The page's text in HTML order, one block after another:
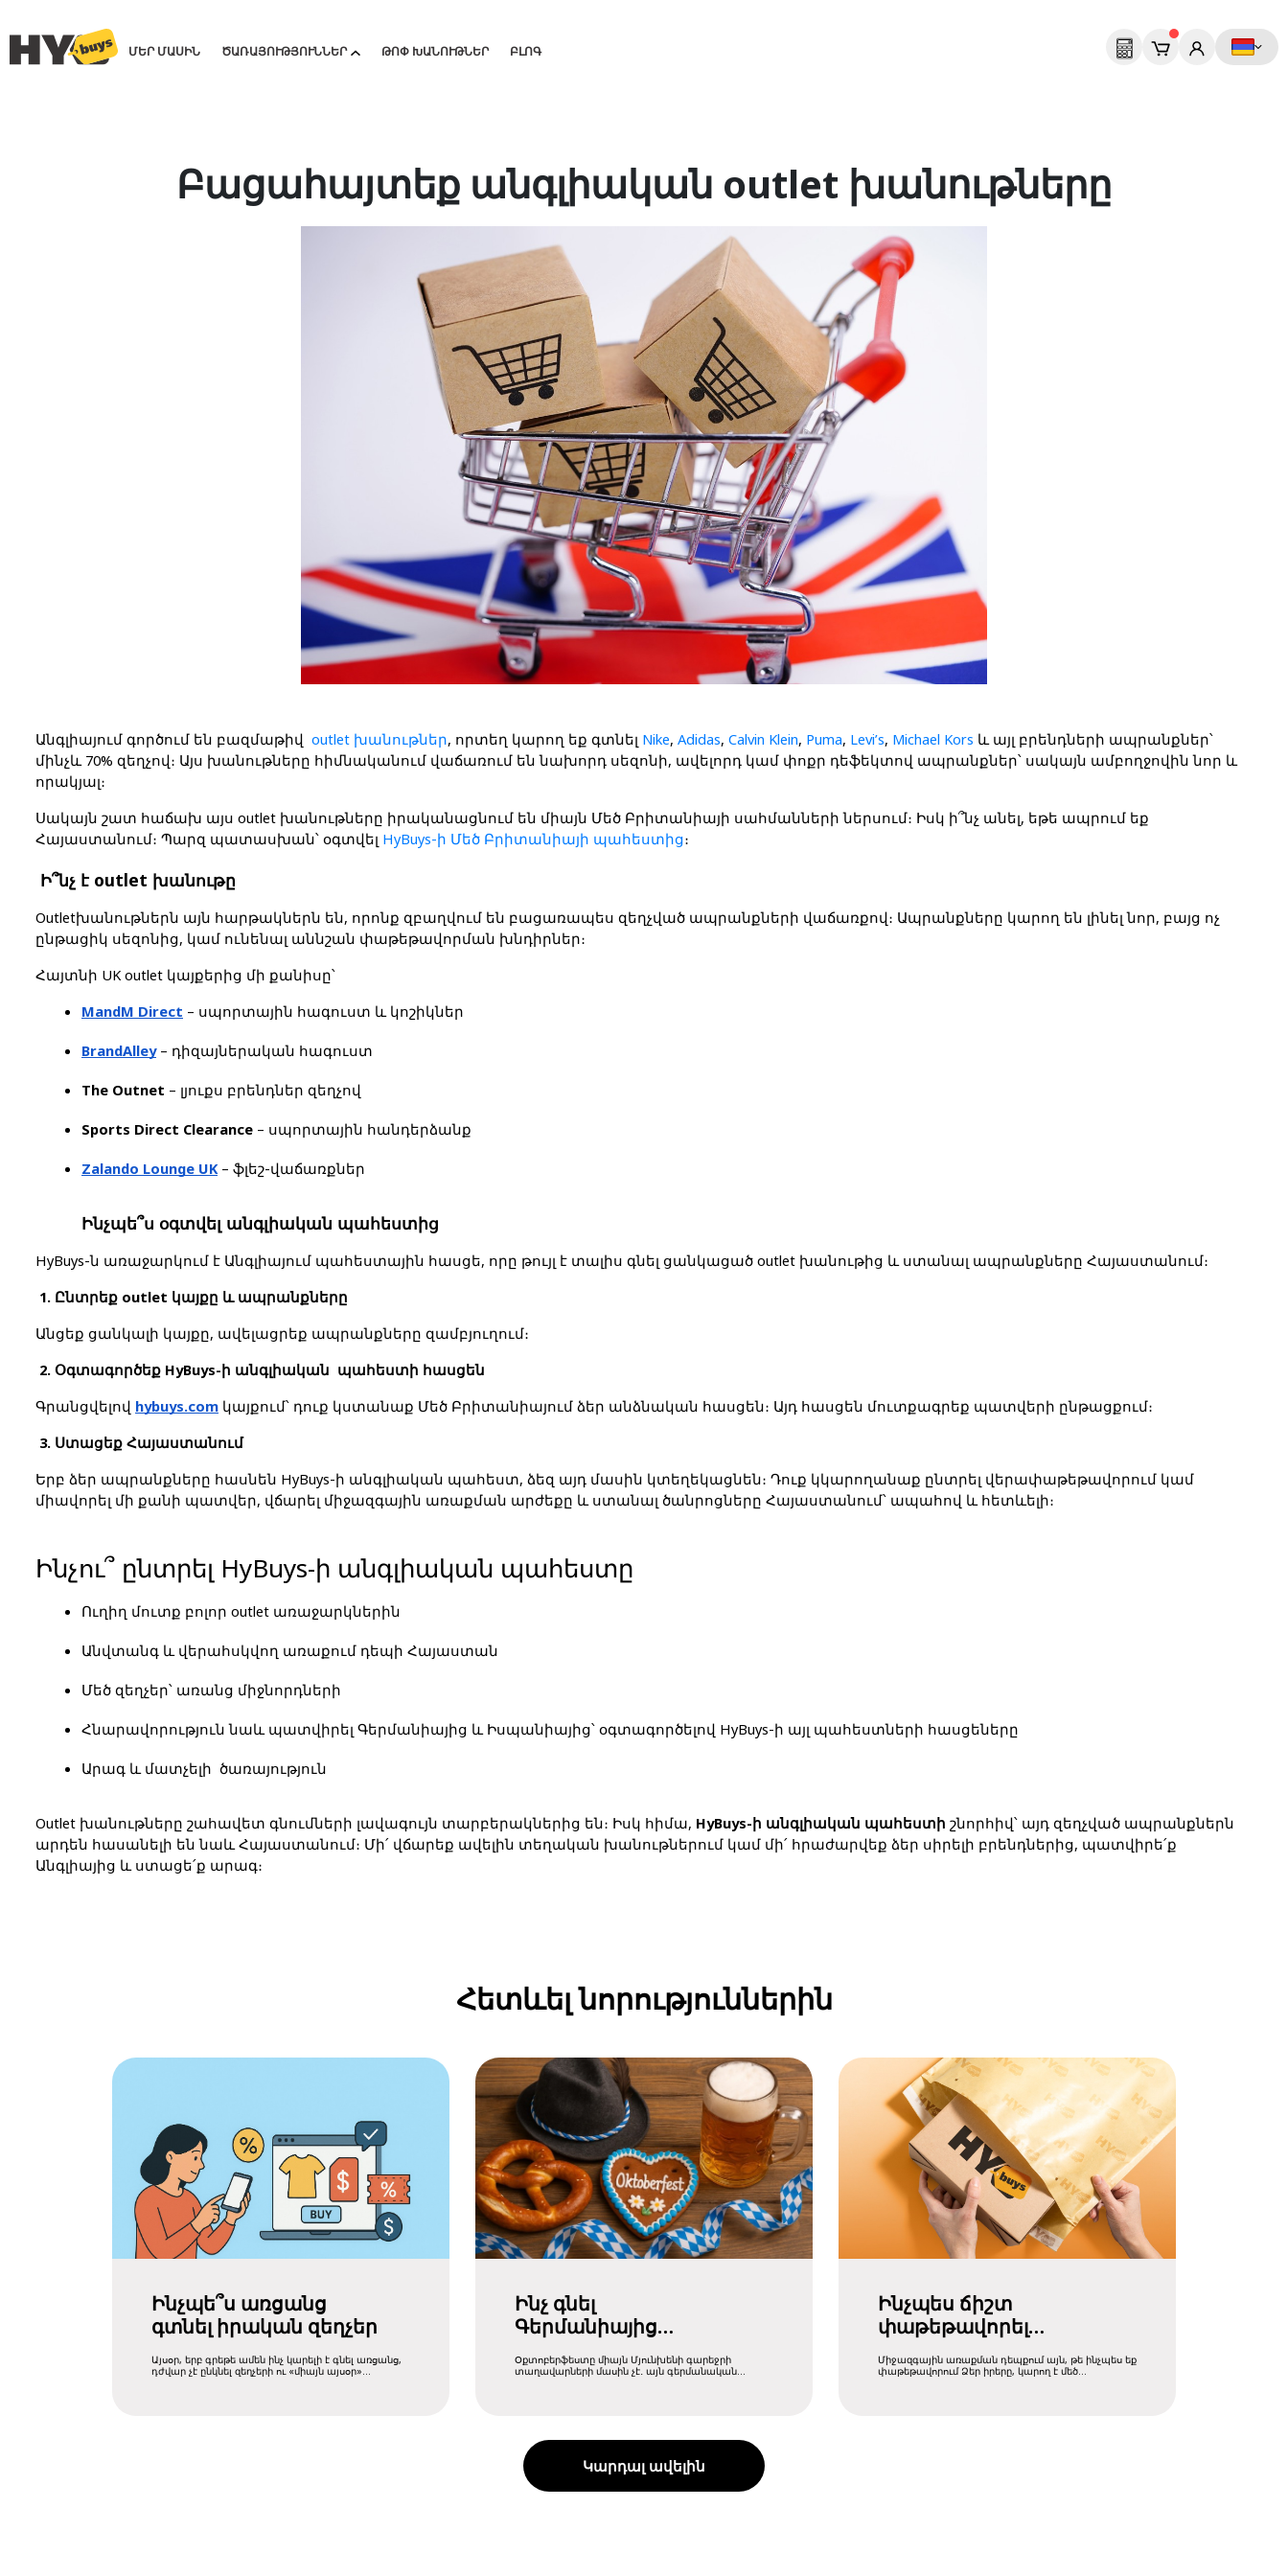
ՄԵՐ ՄԱՍԻՆ ԾԱՌԱՅՈՒԹՅՈՒՆՆԵՐ ԹՈՓ ԽԱՆՈՒԹՆԵՐ ԲԼՈԳ
Բացահայտեք անգլիական outlet խանութները
Անգլիայում գործում են բազմաթիվ outlet խանութներ, որտեղ կարող եք գտնել Nike, Adidas, Calvin Klein, Puma, Levi’s, Michael Kors
մինչև 70% զեղչով։ Այս խանութները հիմնականում վաճառում են նախորդ սեզոնի, ավելորդ կամ փոքր դեֆեկտով ապրանքներ՝ սակայն ամբողջովին նոր և
որակյալ։
Սակայն շատ հաճախ այս outlet խանութները իրականացնում են միայն Մեծ Բրիտանիայի սահմանների ներսում։ Իսկ ի՞նչ անել, եթե ապրում եք
Հայաստանում։ Պարզ պատասխան՝ օգտվել HyBuys-ի Մեծ Բրիտանիայի պահեստից։
Ի՞նչ է outlet խանութը
Outletխանութներն այն հարթակներն են, որոնք զբաղվում են բացառապես զեղչված ապրանքների վաճառքով։ Ապրանքները կարող են լինել նոր, բայց ոչ
ընթացիկ սեզոնից, կամ ունենալ աննշան փաթեթավորման խնդիրներ։
Հայտնի UK outlet կայքերից մի քանիսը՝
MandM Direct – սպորտային հագուստ և կոշիկներ
BrandAlley – դիզայներական հագուստ
The Outnet – լյուքս բրենդներ զեղչով
Sports Direct Clearance – սպորտային հանդերձանք
Zalando Lounge UK – ֆլեշ-վաճառքներ
Ինչպե՞ս օգտվել անգլիական պահեստից
HyBuys-ն առաջարկում է Անգլիայում պահեստային հասցե, որը թույլ է տալիս գնել ցանկացած outlet խանութից և ստանալ ապրանքները Հայաստանում։
1. Ընտրեք outlet կայքը և ապրանքները
Անցեք ցանկալի կայքը, ավելացրեք ապրանքները զամբյուղում։
2. Օգտագործեք HyBuys-ի անգլիական  պահեստի հասցեն
Գրանցվելով hybuys.com կայքում՝ դուք կստանաք Մեծ Բրիտանիայում ձեր անձնական հասցեն։ Այդ հասցեն մուտքագրեք պատվերի ընթացքում։
3. Ստացեք Հայաստանում
Երբ ձեր ապրանքները հասնեն HyBuys-ի անգլիական պահեստ, ձեզ այդ մասին կտեղեկացնեն։ Դուք կկարողանաք ընտրել վերափաթեթավորում կամ
միավորել մի քանի պատվեր, վճարել միջազգային առաքման արժեքը և ստանալ ծանրոցները Հայաստանում՝ ապահով և հետևելի։
Ինչու՞ ընտրել HyBuys-ի անգլիական պահեստը
Ուղիղ մուտք բոլոր outlet առաջարկներին
Անվտանգ և վերահսկվող առաքում դեպի Հայաստան
Մեծ զեղչեր՝ առանց միջնորդների
Հնարավորություն նաև պատվիրել Գերմանիայից և Իսպանիայից՝ օգտագործելով HyBuys-ի այլ պահեստների հասցեները
Արագ և մատչելի  ծառայություն
Outlet խանութները շահավետ գնումների լավագույն տարբերակներից են։ Իսկ հիմա, HyBuys-ի անգլիական պահեստի շնորհիվ՝ այդ զեղչված ապրանքներն
արդեն հասանելի են նաև Հայաստանում։ Մի՛ վճարեք ավելին տեղական խանութներում կամ մի՛ հրաժարվեք ձեր սիրելի բրենդներից, պատվիրե՛ք
Անգլիայից և ստացե՛ք արագ։
Հետևել նորություններին
Ինչպե՞ս առցանց
գտնել իրական զեղչեր
Այսօր, երբ գրեթե ամեն ինչ կարելի է գնել առցանց,
դժվար չէ ընկնել զեղչերի ու «միայն այսօր»
Ինչ գնել
Գերմանիայից
Օքտոբերֆեստի
ընթացքում
Օքտոբերֆեստը միայն Մյունխենի գարեջրի
տաղավարների մասին չէ․ այն գերմանական
Ինչպես ճիշտ
փաթեթավորել
միջազգային
առաքման համար
Միջազգային առաքման դեպքում այն, թե ինչպես եք
փաթեթավորում Ձեր իրերը, կարող է մեծ
Կարդալ ավելին